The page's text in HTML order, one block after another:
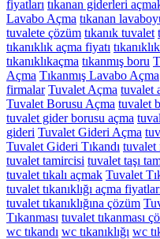
fiyatları tıkanan giderleri
Lavabo Açma tıkanan
tuvalete çözüm tıkanık tuvalet
tıkanıklık açma fiyatı
tıkanıklıkaçma tıkanmış boru
Açma Tıkanmış Lavabo Açma
firmalar Tuvalet Açma tuvalet
Tuvalet Borusu Açma tuvalet
tuvalet gider borusu açma
gideri Tuvalet Gideri Açma
Tuvalet Gideri Tıkandı tuvalet
tuvalet tamircisi tuvalet taşı
tuvalet tıkalı açmak Tuvalet
tuvalet tıkanıklığı açma
tuvalet tıkanıklığına çözüm
Tıkanması tuvalet tıkanması
wc tıkandı wc tıkanıklığı wc